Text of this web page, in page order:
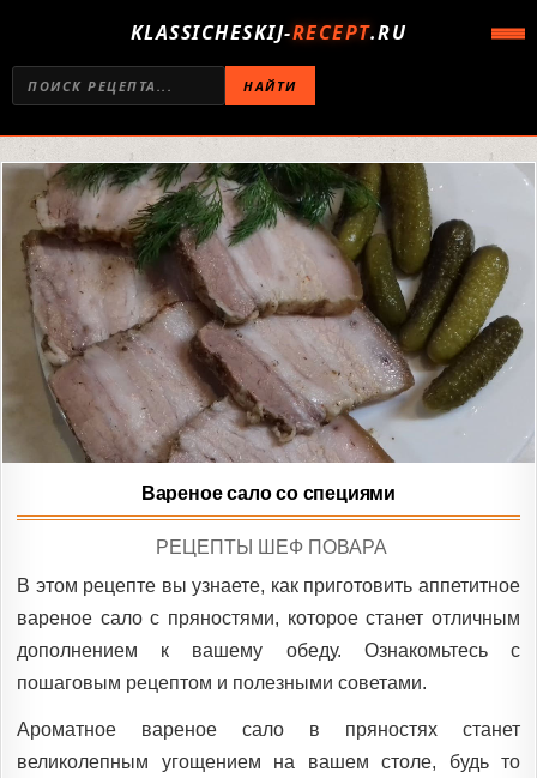
KLASSICHESKIJ-RECEPT.RU
НАЙТИ
Вареное сало со специями
POSTED
РЕЦЕПТЫ ШЕФ ПОВАРА
В этом рецепте вы узнаете, как приготовить аппетитное
вареное сало с пряностями, которое станет отличным
дополнением к вашему обеду. Ознакомьтесь с
пошаговым рецептом и полезными советами.
Ароматное вареное сало в пряностях станет
великолепным угощением на вашем столе, будь то